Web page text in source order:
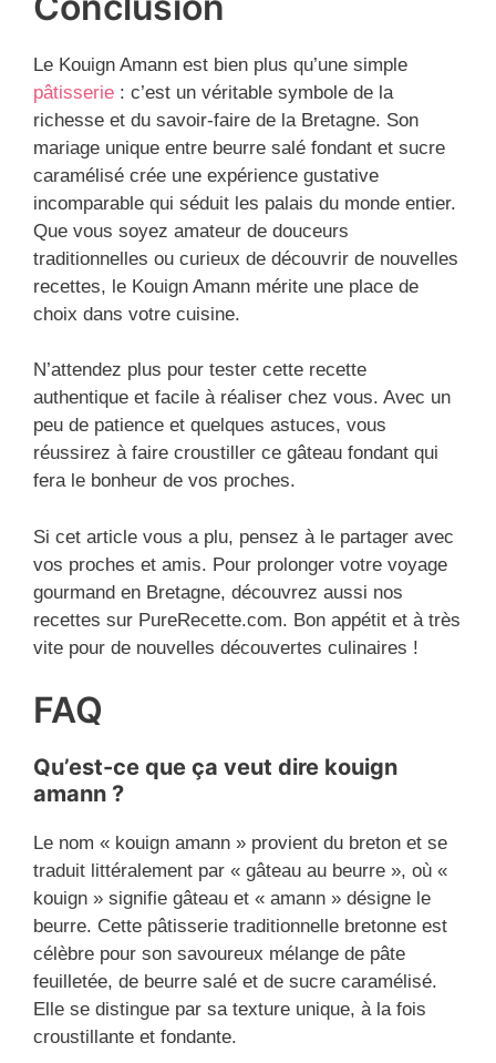
Le Kouign Amann est bien plus qu’une simple
pâtisserie : c’est un véritable symbole de la
richesse et du savoir-faire de la Bretagne. Son
mariage unique entre beurre salé fondant et sucre
caramélisé crée une expérience gustative
incomparable qui séduit les palais du monde entier.
Que vous soyez amateur de douceurs
traditionnelles ou curieux de découvrir de nouvelles
recettes, le Kouign Amann mérite une place de
choix dans votre cuisine.
N’attendez plus pour tester cette recette
authentique et facile à réaliser chez vous. Avec un
peu de patience et quelques astuces, vous
réussirez à faire croustiller ce gâteau fondant qui
fera le bonheur de vos proches.
Si cet article vous a plu, pensez à le partager avec
vos proches et amis. Pour prolonger votre voyage
gourmand en Bretagne, découvrez aussi nos
recettes sur PureRecette.com. Bon appétit et à très
vite pour de nouvelles découvertes culinaires !
FAQ
Qu’est-ce que ça veut dire kouign
amann ?
Le nom « kouign amann » provient du breton et se
traduit littéralement par « gâteau au beurre », où «
kouign » signifie gâteau et « amann » désigne le
beurre. Cette pâtisserie traditionnelle bretonne est
célèbre pour son savoureux mélange de pâte
feuilletée, de beurre salé et de sucre caramélisé.
Elle se distingue par sa texture unique, à la fois
croustillante et fondante.